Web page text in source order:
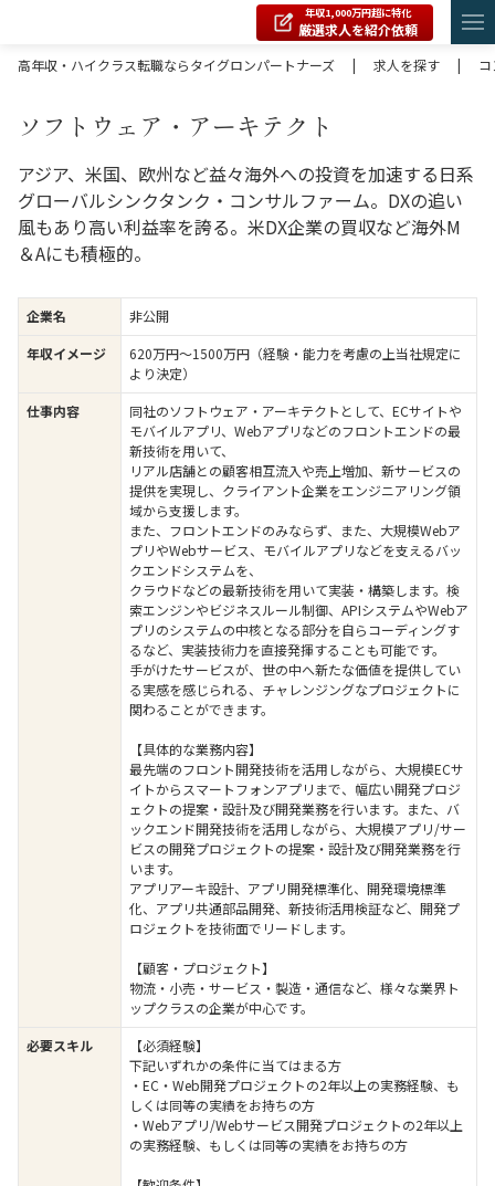
年収1,000万円超に特化
厳選求人を紹介依頼
高年収・ハイクラス転職ならタイグロンパートナーズ
| 求人を探す |
ソフトウェア・アーキテクト
アジア、米国、欧州など益々海外への投資を加速する日系
グローバルシンクタンク・コンサルファーム。DXの追い
風もあり高い利益率を誇る。米DX企業の買収など海外M
＆Aにも積極的。
企業名
非公開
年収イメージ
620万円〜1500万円（経験・能力を考慮の上当社規定に
より決定）
仕事内容
同社のソフトウェア・アーキテクトとして、ECサイトや
モバイルアプリ、Webアプリなどのフロントエンドの最
新技術を用いて、
リアル店舗との顧客相互流入や売上増加、新サービスの
提供を実現し、クライアント企業をエンジニアリング領
域から支援します。
また、フロントエンドのみならず、また、大規模Webア
プリやWebサービス、モバイルアプリなどを支えるバッ
クエンドシステムを、
クラウドなどの最新技術を用いて実装・構築します。検
索エンジンやビジネスルール制御、APIシステムやWebア
プリのシステムの中核となる部分を自らコーディングす
るなど、実装技術力を直接発揮することも可能です。
手がけたサービスが、世の中へ新たな価値を提供してい
る実感を感じられる、チャレンジングなプロジェクトに
関わることができます。
【具体的な業務内容】
最先端のフロント開発技術を活用しながら、大規模ECサ
イトからスマートフォンアプリまで、幅広い開発プロジ
ェクトの提案・設計及び開発業務を行います。また、バ
ックエンド開発技術を活用しながら、大規模アプリ/サー
ビスの開発プロジェクトの提案・設計及び開発業務を行
います。
アプリアーキ設計、アプリ開発標準化、開発環境標準
化、アプリ共通部品開発、新技術活用検証など、開発プ
ロジェクトを技術面でリードします。
【顧客・プロジェクト】
物流・小売・サービス・製造・通信など、様々な業界ト
ップクラスの企業が中心です。
必要スキル
【必須経験】
下記いずれかの条件に当てはまる方
・EC・Web開発プロジェクトの2年以上の実務経験、も
しくは同等の実績をお持ちの方
・Webアプリ/Webサービス開発プロジェクトの2年以上
の実務経験、もしくは同等の実績をお持ちの方